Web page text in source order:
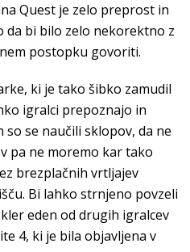
Quest je zelo preprost in
da bi bilo zelo nekorektno z
postopku govoriti.
ki je tako šibko zamudil
igralci prepoznajo in
se naučili sklopov, da ne
pa ne moremo kar tako
brezplačnih vrtljajev
Bi lahko strnjeno povzeli
eden od drugih igralcev
4, ki je bila objavljena v